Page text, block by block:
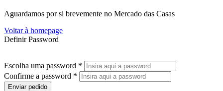
Aguardamos por si brevemente no Mercado das Casas
Voltar à homepage
Definir Password
Escolha uma password *
Confirme a password *
Enviar pedido